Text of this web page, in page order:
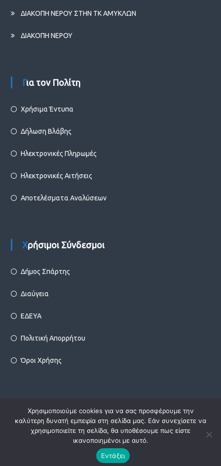
ΔΙΑΚΟΠΗ ΝΕΡΟΥ ΣΤΗΝ ΤΚ ΑΜΥΚΛΩΝ
ΔΙΑΚΟΠΗ ΝΕΡΟΥ
Για τον Πολίτη
Χρήσιμα Έντυπα
Δήλωση Βλάβης
Ηλεκτρονικές Πληρωμές
Ηλεκτρονικές Αιτήσεις
Αποτελέσματα Αναλύσεων
Χρήσιμοι Σύνδεσμοι
Δήμος Σπάρτης
Διαύγεια
ΕΔΕΥΑ
Πολιτική Απορρήτου
Όροι Χρήσης
Copyright © 2026 Δ.Ε.Υ.Α. Σπάρτης Designed by Infotechnica
facebook
Χρησιμοποιούμε cookies για να σας προσφέρουμε την
καλύτερη δυνατή εμπειρία στη σελίδα μας. Εάν συνεχίσετε να
χρησιμοποιείτε τη σελίδα, θα υποθέσουμε πως είστε
ικανοποιημένοι με αυτό.
Εντάξει